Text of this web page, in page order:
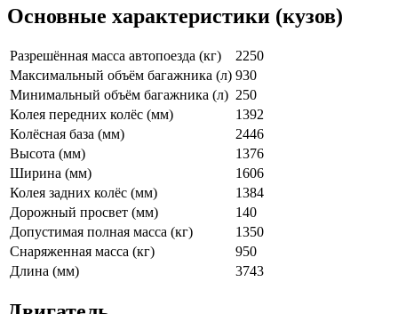
Основные характеристики (кузов)
Разрешённая масса автопоезда (кг)
2250
Максимальный объём багажника (л) 930
Минимальный объём багажника (л) 250
Колея передних колёс (мм)
1392
Колёсная база (мм)
2446
Высота (мм)
1376
Ширина (мм)
1606
Колея задних колёс (мм)
1384
Дорожный просвет (мм)
140
Допустимая полная масса (кг)
1350
Снаряженная масса (кг)
950
Длина (мм)
3743